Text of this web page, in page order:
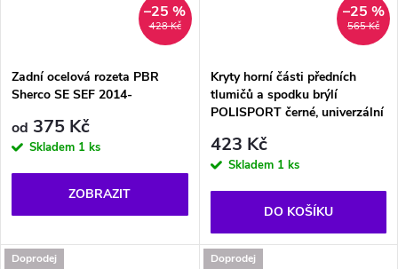
428 Kč
–25 %
Zadní ocelová rozeta PBR
Sherco SE SEF 2014-
od 375 Kč
Skladem 1 ks
ZOBRAZIT
565 Kč
–25 %
Kryty horní části předních
tlumičů a spodku brýlí
POLISPORT černé, univerzální
423 Kč
Skladem 1 ks
DO KOŠÍKU
Doprodej Doprodej